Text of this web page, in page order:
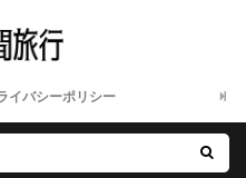
イバシーポリシー